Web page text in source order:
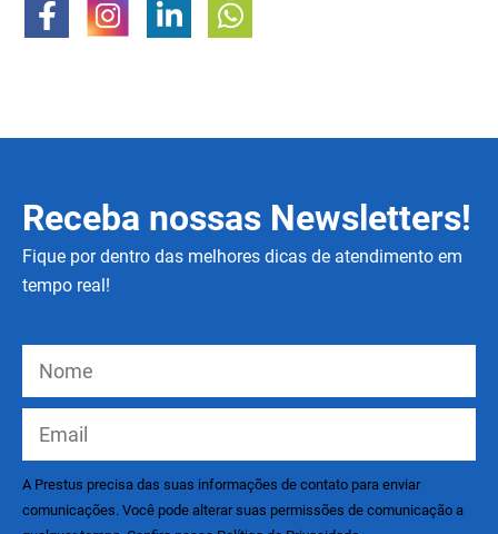
Receba nossas Newsletters!
Fique por dentro das melhores dicas de atendimento em
tempo real!
A Prestus precisa das suas informações de contato para enviar
comunicações. Você pode alterar suas permissões de comunicação a